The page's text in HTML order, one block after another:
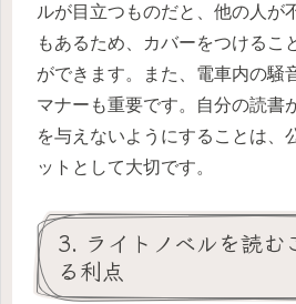
ルが目立つものだと、他の人が
もあるため、カバーをつけるこ
ができます。また、電車内の騒
マナーも重要です。自分の読書
を与えないようにすることは、
ットとして大切です。
3. ライトノベルを読む
る利点